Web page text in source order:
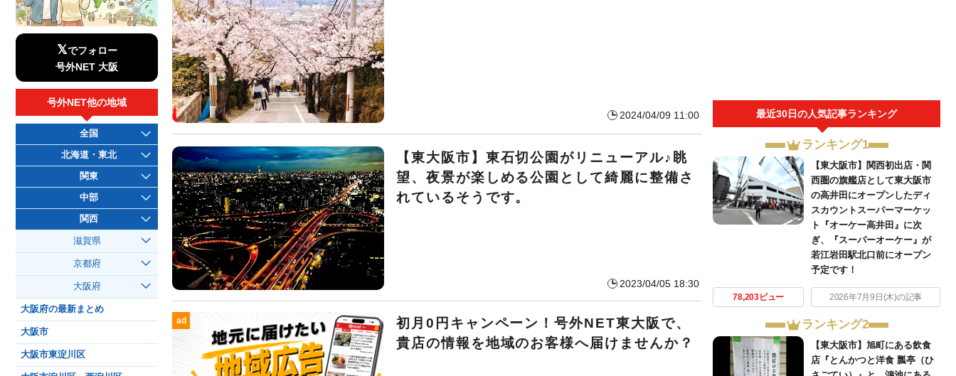
2024/04/09 11:00
【東大阪市】東石切公園がリニューアル♪眺
望、夜景が楽しめる公園として綺麗に整備さ
れているそうです。
2023/04/05 18:30
ad
初月0円キャンペーン！号外NET東大阪で、
貴店の情報を地域のお客様へ届けませんか？
最近30日の人気記事ランキング
ランキング1
【東大阪市】関西初出店・関
西圏の旗艦店として東大阪市
の高井田にオープンしたディ
スカウントスーパーマーケッ
ト『オーケー高井田』に次
ぎ、『スーパーオーケー』が
若江岩田駅北口前にオープン
予定です！
78,203ビュー 2026年7月9日(木)の記事
ランキング2
【東大阪市】旭町にある飲食
店『とんかつと洋食 瓢亭（ひ
𝕏でフォロー
号外NET 大阪
号外NET他の地域
全国
北海道・東北
関東
中部
関西
滋賀県
京都府
大阪府
大阪府の最新まとめ
大阪市
大阪市東淀川区